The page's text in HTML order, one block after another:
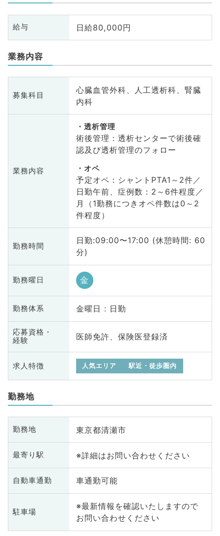
給与 日給80,000円
業務内容
募集科目
心臓血管外科、人工透析科、腎臓
内科
業務内容
透析管理
術後管理：透析センターで術後確
認及び透析管理のフォロー
オペ
予定オペ：シャントPTA1～2件／
日勤午前、症例数：2～6件程度／
月（1勤務につきオペ件数は0～2
件程度）
勤務時間
日勤:09:00〜17:00 (休憩時間: 60
分)
勤務曜日 金
勤務体系 金曜日 : 日勤
応募資格・
経験
医師免許、保険医登録済
求人特徴 人気エリア 駅近・徒歩圏内
勤務地
勤務地 東京都清瀬市
最寄り駅 ※詳細はお問い合わせください
自動車通勤 車通勤可能
駐車場
※最新情報を確認いたしますので
お問い合わせください